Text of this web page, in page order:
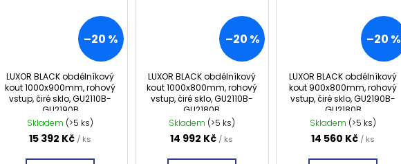
–20 %
LUXOR BLACK obdélníkový
kout 1000x900mm, rohový
vstup, čiré sklo, GU2110B-
GU2190B
Skladem (>5 ks)
15 392 Kč / ks
–20 %
LUXOR BLACK obdélníkový
kout 1000x800mm, rohový
vstup, čiré sklo, GU2110B-
GU2180B
Skladem (>5 ks)
14 992 Kč / ks
–20 %
LUXOR BLACK obdélníkový
kout 900x800mm, rohový
vstup, čiré sklo, GU2190B-
GU2180B
Skladem (>5 ks)
14 560 Kč / ks